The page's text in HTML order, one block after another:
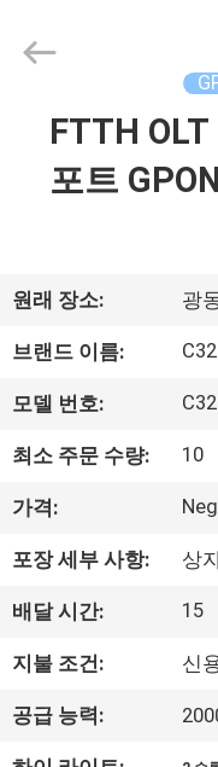
우
리
에
대
하
공
장
INDUSTRIAL
FTTH
포트
원래 장소: 광
브랜드 이름:
모델 번호:
최소 주문 수량: 10
가격:
포장 세부 사항: 상
배달 시간: 15
지불 조건: 신
공급 능력: